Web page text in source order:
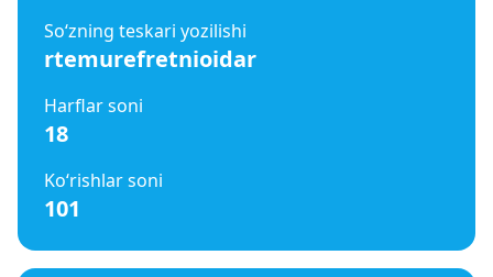
So‘zning teskari yozilishi
rtemurefretnioidar
Harflar soni
18
Ko‘rishlar soni
101